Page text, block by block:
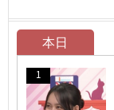
本日